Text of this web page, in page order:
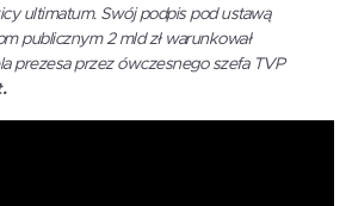
ultimatum. Swój podpis pod ustawą
publicznym 2 mld zł warunkował
prezesa przez ówczesnego szefa TVP